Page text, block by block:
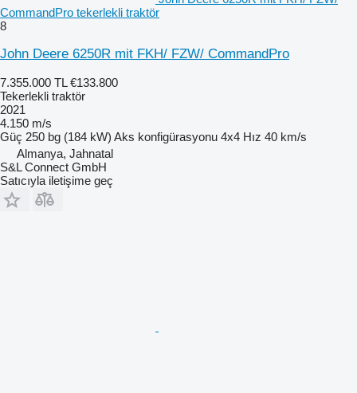
CommandPro tekerlekli traktör
8
John Deere 6250R mit FKH/ FZW/ CommandPro
7.355.000 TL €133.800
Tekerlekli traktör
2021
4.150 m/s
Güç 250 bg (184 kW) Aks konfigürasyonu 4x4 Hız 40 km/s
Almanya, Jahnatal
S&L Connect GmbH
Satıcıyla iletişime geç